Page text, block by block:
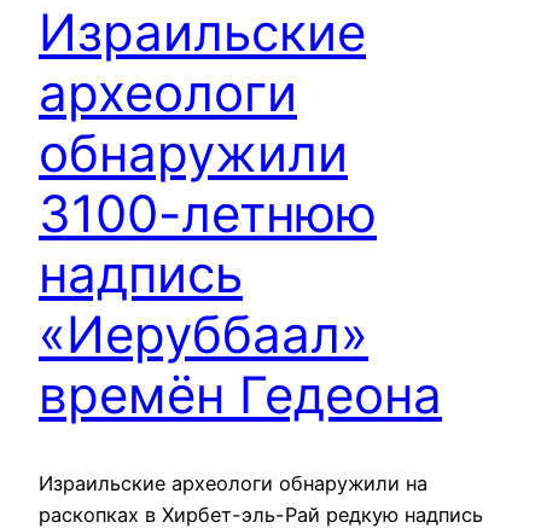
Израильские
археологи
обнаружили
3100-летнюю
надпись
«Иеруббаал»
времён Гедеона
Израильские археологи обнаружили на
раскопках в Хирбет-эль-Рай редкую надпись